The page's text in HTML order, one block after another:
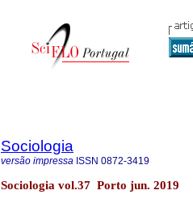
Sociologia
versão impressa ISSN 0872-3419
Sociologia vol.37 Porto jun. 2019